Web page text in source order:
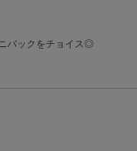
バックをチョイス◎